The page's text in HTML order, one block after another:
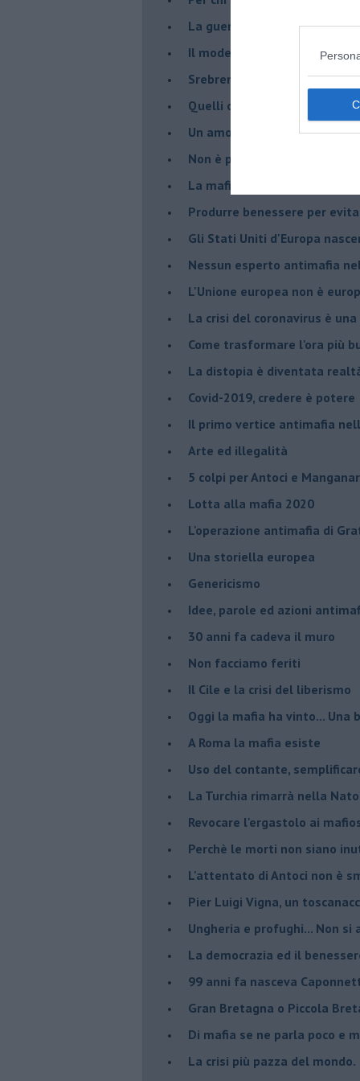
La guerra nell'ex Jugoslavia,
Il modello da seguire per gli
Srebrenica 25° anniversario
Quelli che... rompono le balle
Un amore che ci ha portato
Non è proprio un bel 23
La mafia è il primo problema
Produrre benessere per
Gli Stati Uniti d'Europa
Nessun esperto antimafia
L'Unione europea non è
La crisi del coronavirus è
Come trasformare l'ora più
​La distopia è diventata
Covid-2019, credere è potere
Il primo vertice antimafia
Arte ed illegalità
​5 colpi per Antoci e
Lotta alla mafia 2020
L'operazione antimafia di
Una storiella europea
Genericismo
Idee, parole ed azioni
30 anni fa cadeva il muro
Non facciamo feriti
Il Cile e la crisi del liberismo
Oggi la mafia ha vinto... Una
A Roma la mafia esiste
Uso del contante,
La Turchia rimarrà nella
Revocare l'ergastolo ai
Perchè le morti non siano
L'attentato di Antoci non è
Pier Luigi Vigna, un
Ungheria e profughi... Non si
La democrazia ed il
99 anni fa nasceva
Gran Bretagna o Piccola
Di mafia se ne parla poco e
La crisi più pazza del mondo.